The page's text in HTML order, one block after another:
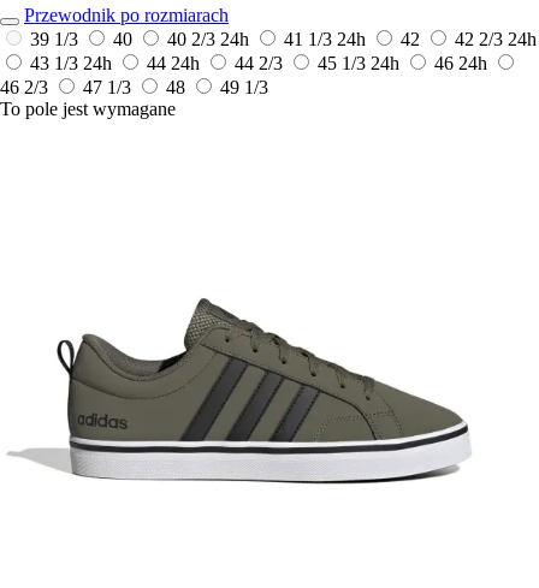
Przewodnik po rozmiarach
39 1/3
40 40 2/3 24h 41 1/3 24h 42 42 2/3 24h
43 1/3 24h 44 24h 44 2/3 45 1/3 24h 46 24h
46 2/3
47 1/3 48
49 1/3
To pole jest wymagane